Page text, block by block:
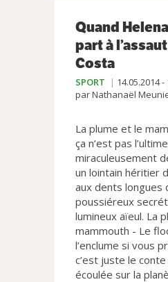
Quand
part à
Costa
SPORT 14.05.2014 -
par Nathanaël
La plume et le
ça n’est pas
miraculeusement
un lointain héritier
aux dents longues
poussiéreux
lumineux aïeul. La
mammouth - Le
l’enclume si vous
c’est juste le
écoulée sur la